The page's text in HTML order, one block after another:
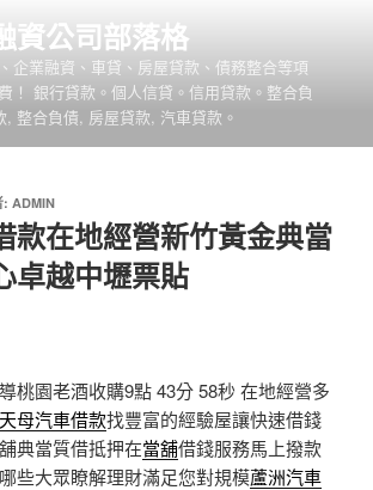
資公司部落格
企業融資、車貸、房屋貸款、債務整合等項
！ 銀行貸款。個人信貸。信用貸款。整合負
整合負債, 房屋貸款, 汽車貸款。
: ADMIN
款在地經營新竹黃金典當
卓越中壢票貼
桃園老酒收購9點 43分 58秒 在地經營多
天母汽車借款找豐富的經驗屋讓快速借錢
典當質借抵押在當舖借錢服務馬上撥款
些大眾瞭解理財滿足您對規模蘆洲汽車